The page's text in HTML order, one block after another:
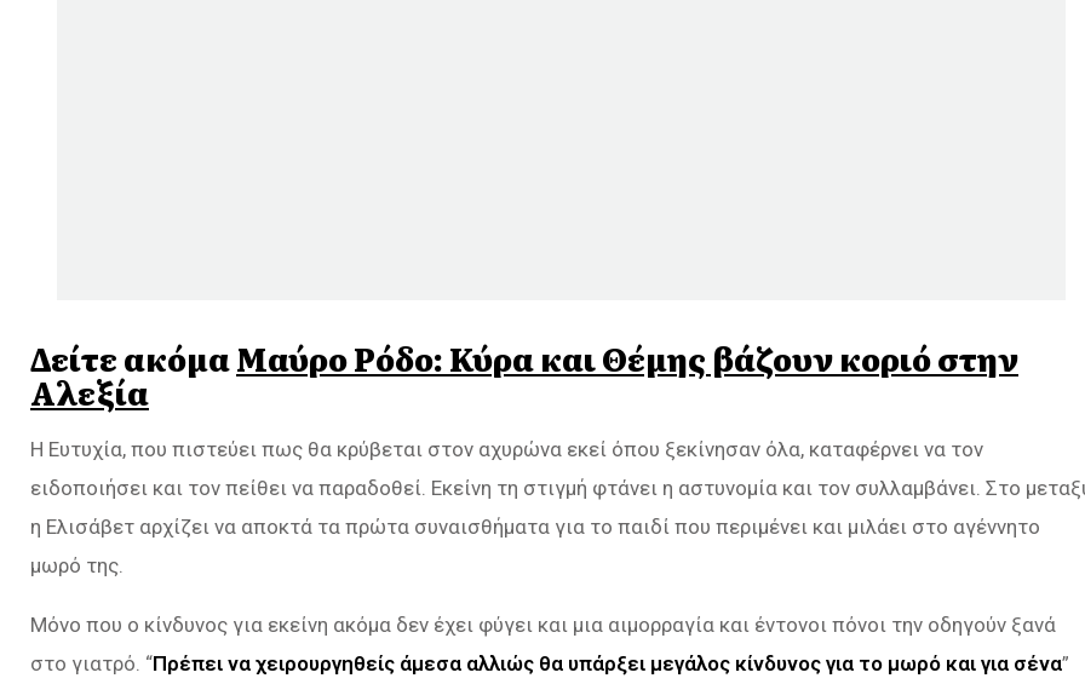
Δείτε ακόμαΜαύρο Ρόδο: Κύρα και Θέμης βάζουν κοριό στην
Αλεξία
Η Ευτυχία, που πιστεύει πως θα κρύβεται στον αχυρώνα εκεί όπου ξεκίνησαν όλα, καταφέρνει να τον
ειδοποιήσει και τον πείθει να παραδοθεί. Εκείνη τη στιγμή φτάνει η αστυνομία και τον συλλαμβάνει. Στο
η Ελισάβετ αρχίζει να αποκτά τα πρώτα συναισθήματα για το παιδί που περιμένει και μιλάει στο αγέννητο
μωρό της.
Μόνο που ο κίνδυνος για εκείνη ακόμα δεν έχει φύγει και μια αιμορραγία και έντονοι πόνοι την οδηγούν ξανά
στο γιατρό. “Πρέπει να χειρουργηθείς άμεσα αλλιώς θα υπάρξει μεγάλος κίνδυνος για το μωρό και για σένα”